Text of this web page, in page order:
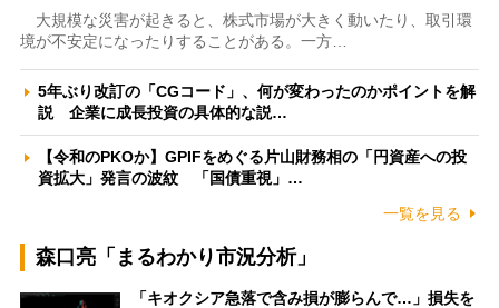
大規模な災害が起きると、株式市場が大きく動いたり、取引環
境が不安定になったりすることがある。一方…
5年ぶり改訂の「CGコード」、何が変わったのかポイントを解
説 企業に成長投資の具体的な説…
【令和のPKOか】GPIFをめぐる片山財務相の「円資産への投
資拡大」発言の波紋 「国債重視」…
一覧を見る
森口亮「まるわかり市況分析」
「キオクシア急落で含み損が膨らんで…」損失を